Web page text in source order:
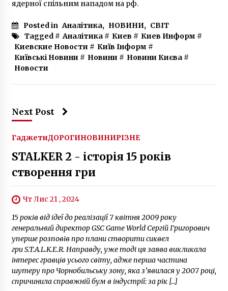
ядерної спільним нападом на рф.
Posted in Аналітика, НОВИНИ, СВІТ
Tagged # Аналітика# Киев # Киев Информ #
Киевские Новости # Київ Інформ #
Київські Новини # Новини # Новини Києва#
Новости
Next Post
ГаджетиДОРОГИНОВИНИРІЗНЕ
STALKER 2 - історія 15 років
створення гри
Чт Лис 21 , 2024
15 років від ідеї до реалізації 7 квітня 2009 року
генеральний директор GSC Game World Сергій Григорович
уперше розповів про плани створити сиквел
гри S.T.A.L.K.E.R. Направду, уже тоді ця заява викликала
інтерес гравців усього світу, адже перша частина
шутеру про Чорнобильську зону, яка з’явилася у 2007 році,
спричинила справжній бум в індустрії: за рік […]